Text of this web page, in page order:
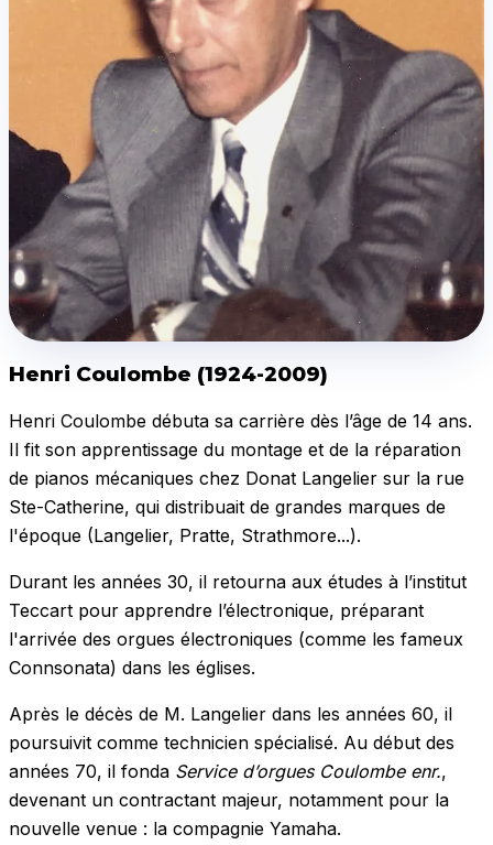
Henri Coulombe (1924-2009)
Henri Coulombe débuta sa carrière dès l’âge de 14 ans.
Il fit son apprentissage du montage et de la réparation
de pianos mécaniques chez Donat Langelier sur la rue
Ste-Catherine, qui distribuait de grandes marques de
l'époque (Langelier, Pratte, Strathmore...).
Durant les années 30, il retourna aux études à l’institut
Teccart pour apprendre l’électronique, préparant
l'arrivée des orgues électroniques (comme les fameux
Connsonata) dans les églises.
Après le décès de M. Langelier dans les années 60, il
poursuivit comme technicien spécialisé. Au début des
années 70, il fonda Service d’orgues Coulombe enr.,
devenant un contractant majeur, notamment pour la
nouvelle venue : la compagnie Yamaha.